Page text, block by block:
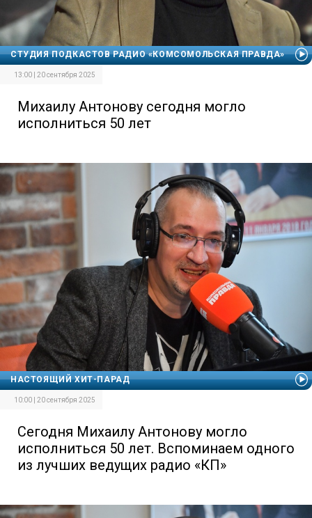
СТУДИЯ ПОДКАСТОВ РАДИО «КОМСОМОЛЬСКАЯ ПРАВДА»
13:00 | 20 сентября 2025
Михаилу Антонову сегодня могло
исполниться 50 лет
НАСТОЯЩИЙ ХИТ-ПАРАД
10:00 | 20 сентября 2025
Сегодня Михаилу Антонову могло
исполниться 50 лет. Вспоминаем одного
из лучших ведущих радио «КП»